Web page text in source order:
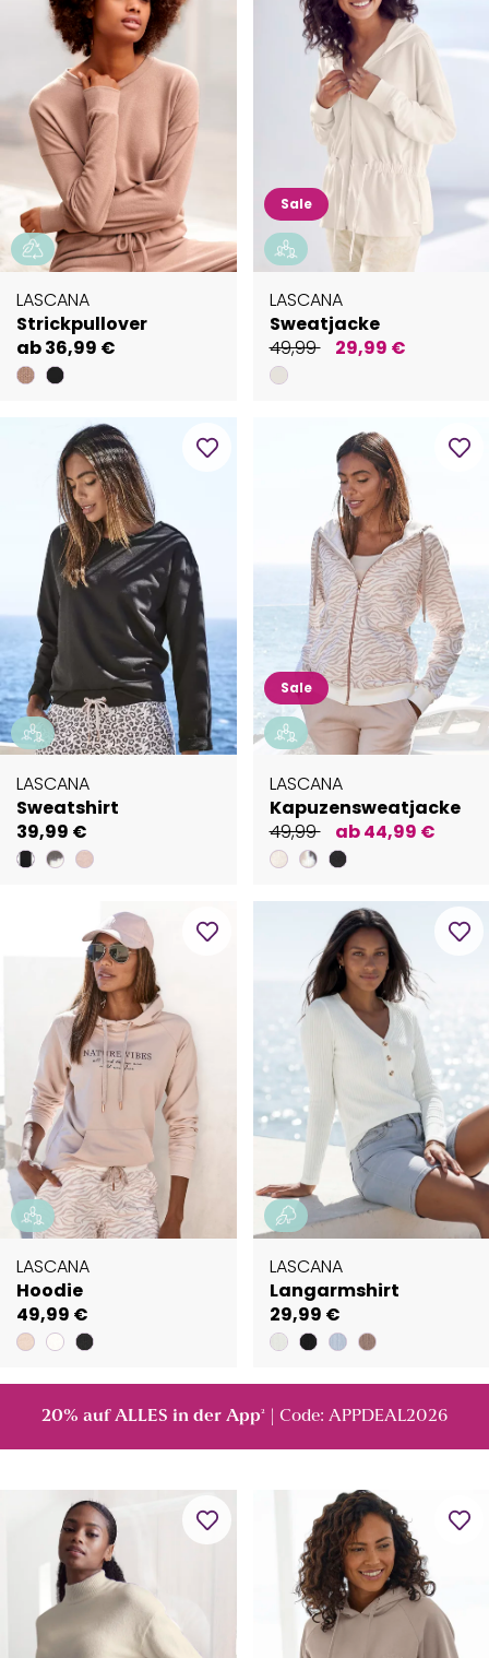
LASCANA
Strickpullover
ab 36,99 €
Sale
LASCANA
Sweatjacke
49,99
29,99 €
LASCANA
Sweatshirt
39,99 €
Sale
LASCANA
Kapuzensweatjacke
49,99
ab 44,99 €
LASCANA
Hoodie
49,99 €
LASCANA
Langarmshirt
29,99 €
20% auf ALLES in der App² | Code: APPDEAL2026